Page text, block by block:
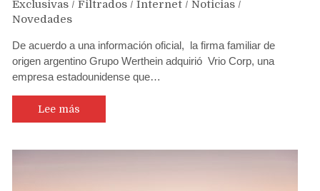
Exclusivas / Filtrados / Internet / Noticias /
Novedades
De acuerdo a una información oficial, la firma familiar de
origen argentino Grupo Werthein adquirió Vrio Corp, una
empresa estadounidense que…
Lee más